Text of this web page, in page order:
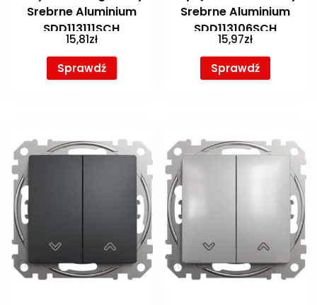
Srebrne Aluminium
SDD113111SCH
15,81zł
Sprawdź
Srebrne Aluminium
SDD113106SCH
15,97zł
Sprawdź